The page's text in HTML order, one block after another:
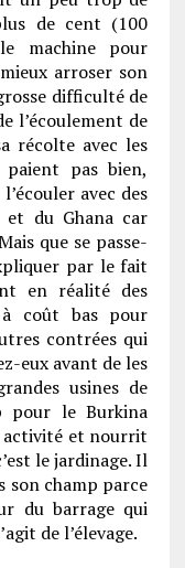
de cent (100
machine pour
arroser son
difficulté de
l’écoulement de
récolte avec les
pas bien,
avec des
et du Ghana car
que se passe-
par le fait
en réalité des
à coût bas pour
contrées qui
eux avant de les
usines de
pour le Burkina
activité et nourrit
le jardinage. Il
son champ parce
du barrage qui
de l’élevage.